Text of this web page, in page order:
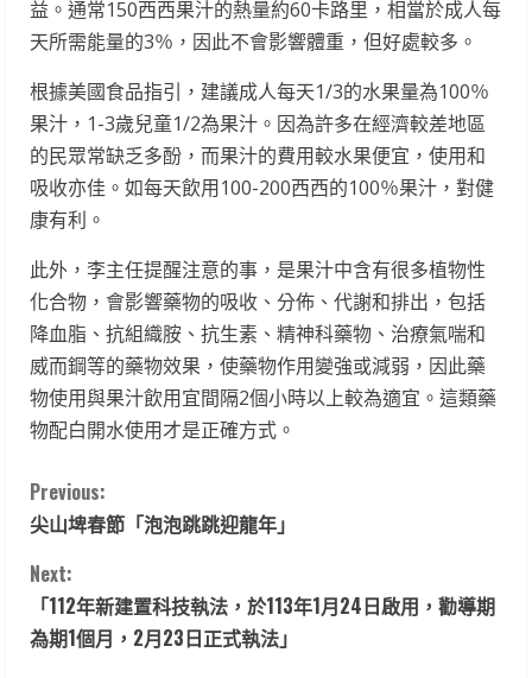
益。通常150西西果汁的熱量約60卡路里，相當於成人每
天所需能量的3％，因此不會影響體重，但好處較多。
根據美國食品指引，建議成人每天1/3的水果量為100％
果汁，1-3歲兒童1/2為果汁。因為許多在經濟較差地區
的民眾常缺乏多酚，而果汁的費用較水果便宜，使用和
吸收亦佳。如每天飲用100-200西西的100％果汁，對健
康有利。
此外，李主任提醒注意的事，是果汁中含有很多植物性
化合物，會影響藥物的吸收、分佈、代謝和排出，包括
降血脂、抗組織胺、抗生素、精神科藥物、治療氣喘和
威而鋼等的藥物效果，使藥物作用變強或減弱，因此藥
物使用與果汁飲用宜間隔2個小時以上較為適宜。這類藥
物配白開水使用才是正確方式。
C
o
n
t
Previous:
尖山埤春節「泡泡跳跳迎龍年」
Next:
「112年新建置科技執法，於113年1月24日啟用，勸導期
為期1個月，2月23日正式執法」